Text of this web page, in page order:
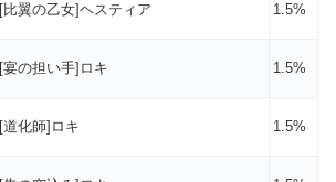
[比翼の乙女]ヘスティア 1.5%
[宴の担い手]ロキ 1.5%
[道化師]ロキ 1.5%